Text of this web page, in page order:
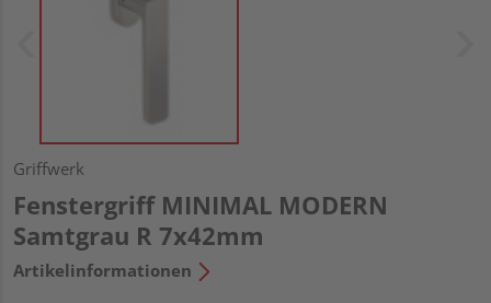
Griffwerk
Fenstergriff MINIMAL MODERN
Samtgrau R 7x42mm
Artikelinformationen